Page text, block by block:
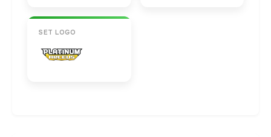
SET LOGO